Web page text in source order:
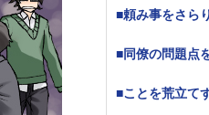
■頼み事をさら
■同僚の問題点
■ことを荒立て